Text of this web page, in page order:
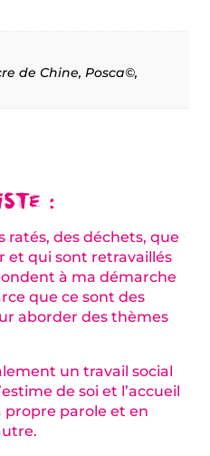
de Chine, Posca©,
:
ratés, des déchets, que
et qui sont retravaillés
à ma démarche
que ce sont des
aborder des thèmes
un travail social
de soi et l’accueil
propre parole et en